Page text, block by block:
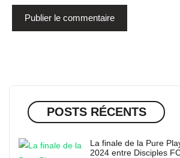
POSTS RÉCENTS
La finale de la Pure
2024 entre Disciples